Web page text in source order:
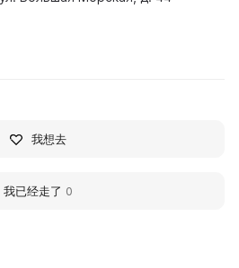
我想去
我已经走了 0